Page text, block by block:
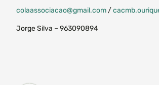
colaassociacao@gmail.com /
Jorge Silva – 963090894